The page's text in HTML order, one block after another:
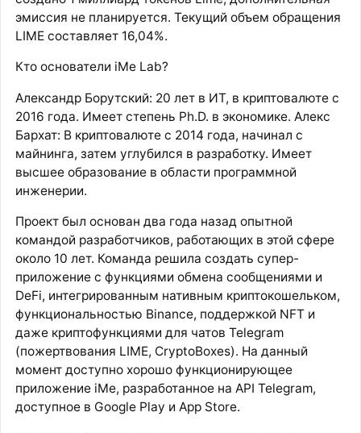
эмиссия не планируется. Текущий объем обращения
LIME составляет 16,04%.
Кто основатели iMe Lab?
Александр Борутский: 20 лет в ИТ, в криптовалюте с
2016 года. Имеет степень Ph.D. в экономике. Алекс
Бархат: В криптовалюте с 2014 года, начинал с
майнинга, затем углубился в разработку. Имеет
высшее образование в области программной
инженерии.
Проект был основан два года назад опытной
командой разработчиков, работающих в этой сфере
около 10 лет. Команда решила создать супер-
приложение с функциями обмена сообщениями и
DeFi, интегрированным нативным криптокошельком,
функциональностью Binance, поддержкой NFT и
даже криптофункциями для чатов Telegram
(пожертвования LIME, CryptoBoxes). На данный
момент доступно хорошо функционирующее
приложение iMe, разработанное на API Telegram,
доступное в Google Play и App Store.